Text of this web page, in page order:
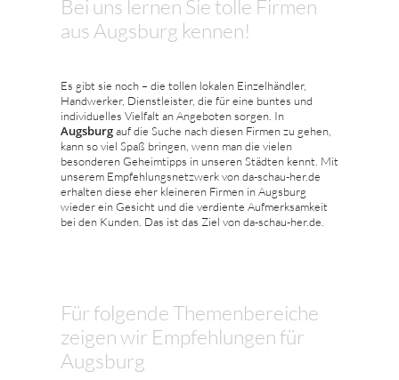
Bei uns lernen Sie tolle Firmen
aus Augsburg kennen!
Es gibt sie noch – die tollen lokalen Einzelhändler,
Handwerker, Dienstleister, die für eine buntes und
individuelles Vielfalt an Angeboten sorgen. In
Augsburgauf die Suche nach diesen Firmen zu gehen,
kann so viel Spaß bringen, wenn man die vielen
besonderen Geheimtipps in unseren Städten kennt. Mit
unserem Empfehlungsnetzwerk von da-schau-her.de
erhalten diese eher kleineren Firmen in Augsburg
wieder ein Gesicht und die verdiente Aufmerksamkeit
bei den Kunden. Das ist das Ziel von da-schau-her.de.
Für folgende Themenbereiche
zeigen wir Empfehlungen für
Augsburg